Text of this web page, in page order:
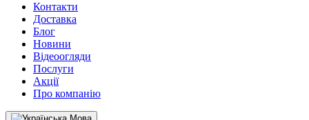
Контакти
Доставка
Блог
Новини
Відеоогляди
Послуги
Акції
Про компанію